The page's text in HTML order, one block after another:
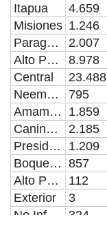
Itapua
4.659
Misiones 1.246
Paraguari
2.007
Alto Parana
8.978
Central
23.488
Neembucu
795
Amambay
1.859
Canindeyu
2.185
Presidente Hayes
1.209
Boqueron 857
Alto Paraguay
112
Exterior
3
324